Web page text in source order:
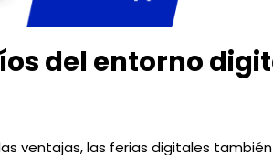
del entorno
ventajas, las ferias digitales